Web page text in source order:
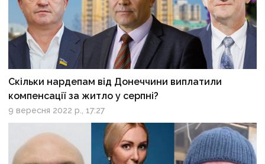
Скільки нардепам від Донеччини виплатили
компенсації за житло у серпні?
9 вересня 2022 р., 17:27